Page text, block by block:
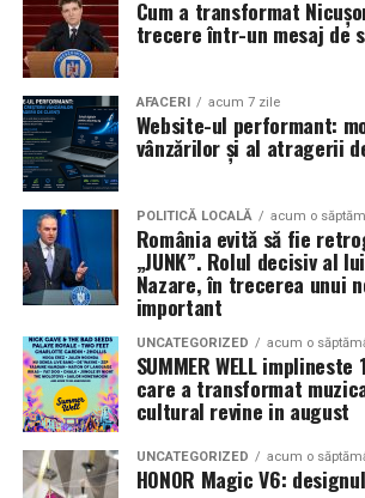
mea”de la Cinema City din City
18:30, unde
regizorul Paul Decu și
Necula, originari din Constanța și
prezenta filmul alături de colegii lor
Alexandra Răduță și Gabriel Vatavu.
Cinema City Shopping City Galați
12 februarie de la 18:30la întâlnirea
State și Azaleea Necula și regizorul
Pe 13 februarie la ora 18:30,
invitați la proiecția specială din
Mall, alături de regizorulPaul Decuși
actoriiGabriel Vatavu, Sergiu
Necula, Alexandra Răduță.
De „Ziua Îndrăgostiților”, pe14
City Iulius Mall Suceava, de la 18:30
Cum a transformat
trecere într-un mesaj de
AFACERI acum 7 zile
Website-ul performant:
vânzărilor și al atragerii
POLITICĂ LOCALĂ acum o
România evită să fie
„JUNK”. Rolul decisiv al
Nazare, în trecerea unui
important
UNCATEGORIZED acum o
SUMMER WELL
care a transformat
cultural revine in august
UNCATEGORIZED acum o
HONOR Magic V6: